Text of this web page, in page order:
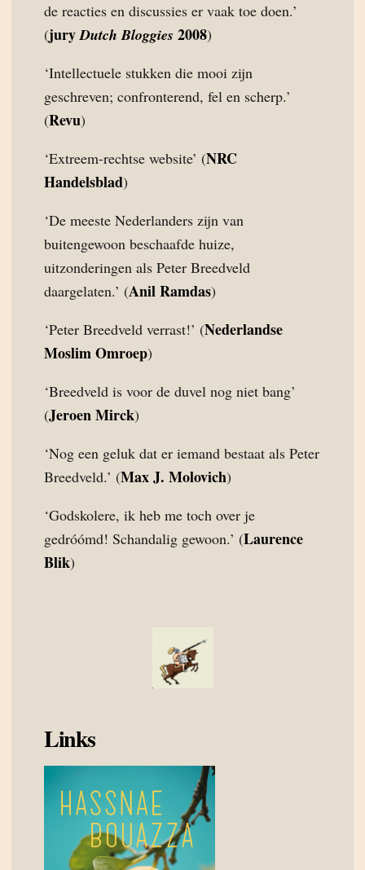
de reacties en discussies er vaak toe doen.’
(juryDutch Bloggies 2008)
‘Intellectuele stukken die mooi zijn
geschreven; confronterend, fel en scherp.’
(Revu)
‘Extreem-rechtse website’ (NRC
Handelsblad)
‘De meeste Nederlanders zijn van
buitengewoon beschaafde huize,
uitzonderingen als Peter Breedveld
daargelaten.’ (Anil Ramdas)
‘Peter Breedveld verrast!’ (Nederlandse
Moslim Omroep)
‘Breedveld is voor de duvel nog niet bang’
(Jeroen Mirck)
‘Nog een geluk dat er iemand bestaat als Peter
Breedveld.’ (Max J. Molovich)
‘Godskolere, ik heb me toch over je
gedróómd! Schandalig gewoon.’ (Laurence
Blik)
Links